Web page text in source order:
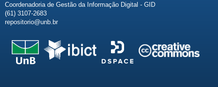
Coordenadoria de Gestão da Informação Digital - GID
(61) 3107-2683
repositorio@unb.br